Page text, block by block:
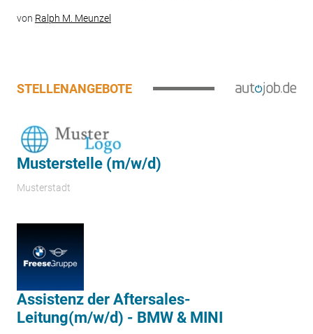
von Ralph M. Meunzel
STELLENANGEBOTE
Musterstelle (m/w/d)
Musterstadt
Assistenz der Aftersales-
Leitung(m/w/d) - BMW & MINI